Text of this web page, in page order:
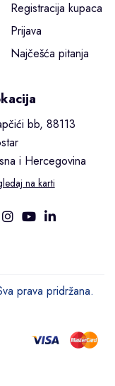
Registracija kupaca
Prijava
Najčešća pitanja
bb, 88113
i Hercegovina
na karti
prava pridržana.